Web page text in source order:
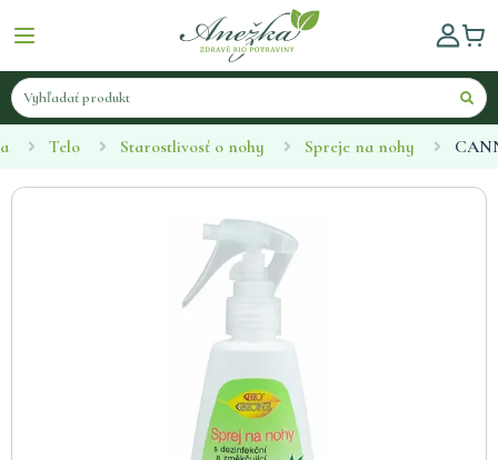
Telo Starostlivosť o nohy Spreje na nohy